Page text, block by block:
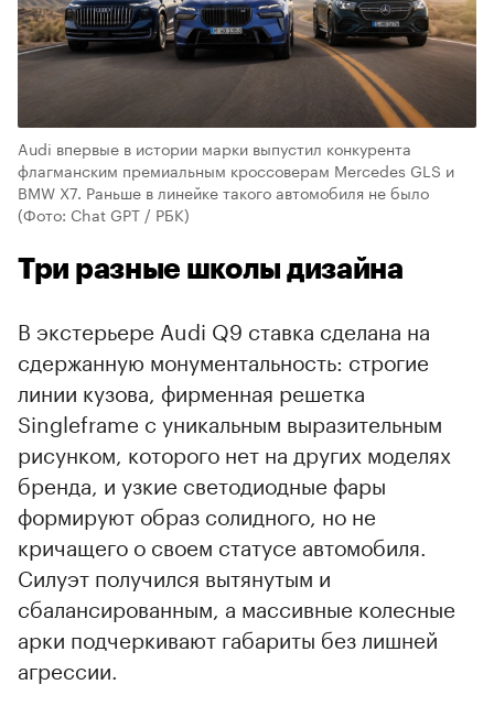
Audi впервые в истории марки выпустил конкурента
флагманским премиальным кроссоверам Mercedes GLS и
BMW X7. Раньше в линейке такого автомобиля не было
(Фото: Chat GPT / РБК)
00:00 00:00
Три разные школы дизайна
В экстерьере Audi Q9 ставка сделана на
сдержанную монументальность: строгие
линии кузова, фирменная решетка
Singleframe с уникальным выразительным
рисунком, которого нет на других моделях
бренда, и узкие светодиодные фары
формируют образ солидного, но не
кричащего о своем статусе автомобиля.
Силуэт получился вытянутым и
сбалансированным, а массивные колесные
арки подчеркивают габариты без лишней
агрессии.